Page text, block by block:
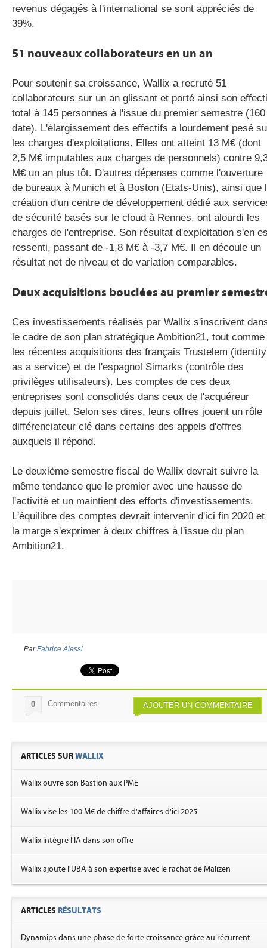
revenus dégagés à l'international se sont appréciés de
39%.
51 nouveaux collaborateurs en un an
Pour soutenir sa croissance, Wallix a recruté 51
collaborateurs sur un an glissant et porté ainsi son
total à 145 personnes à l'issue du premier semestre
date). L'élargissement des effectifs a lourdement pesé
les charges d'exploitations. Elles ont atteint 13 M€ (dont
2,5 M€ imputables aux charges de personnels) contre
M€ un an plus tôt. D'autres dépenses comme l'ouverture
de bureaux à Munich et à Boston (Etats-Unis), ainsi que
création d'un centre de développement dédié aux
de sécurité basés sur le cloud à Rennes, ont alourdi les
charges de l'entreprise. Son résultat d'exploitation s'en
ressenti, passant de -1,8 M€ à -3,7 M€. Il en découle un
résultat net de niveau et de variation comparables.
Deux acquisitions bouclées au premier
Ces investissements réalisés par Wallix s'inscrivent
le cadre de son plan stratégique Ambition21, tout comme
les récentes acquisitions des français Trustelem (identity
as a service) et de l'espagnol Simarks (contrôle des
privilèges utilisateurs). Les comptes de ces deux
entreprises sont consolidés dans ceux de l'acquéreur
depuis juillet. Selon ses dires, leurs offres jouent un rôle
différenciateur clé dans certains des appels d'offres
auxquels il répond.
Le deuxième semestre fiscal de Wallix devrait suivre la
même tendance que le premier avec une hausse de
l'activité et un maintient des efforts d'investissements.
L'équilibre des comptes devrait intervenir d'ici fin 2020 et
la marge s'exprimer à deux chiffres à l'issue du plan
Ambition21.
ParFabrice Alessi
AJOUTER UN COMMENTAIRE
0 Commentaires
ARTICLES SURWALLIX
Wallix ouvre son Bastion aux PME
Wallix vise les 100 M€ de chiffre d'affaires d'ici 2025
Wallix intègre l'IA dans son offre
Wallix ajoute l'UBA à son expertise avec le rachat de Malizen
ARTICLES RÉSULTATS
Dynamips dans une phase de forte croissance grâce au récurrent